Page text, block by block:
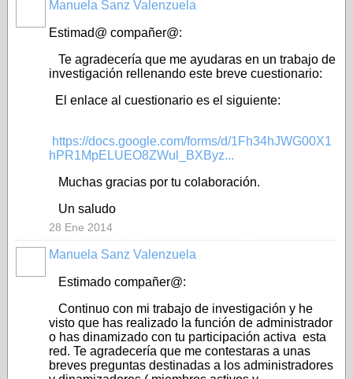
Manuela Sanz Valenzuela
Estimad@ compañer@:
Te agradecería que me ayudaras en un trabajo de
investigación rellenando este breve cuestionario:
El enlace al cuestionario es el siguiente:
https://docs.google.com/forms/d/1Fh34hJWG00X1
hPR1MpELUEO8ZWul_BXByz...
Muchas gracias por tu colaboración.
Un saludo
28 Ene 2014
Manuela Sanz Valenzuela
Estimado compañer@:
Continuo con mi trabajo de investigación y he
visto que has realizado la función de administrador
o has dinamizado con tu participación activa esta
red. Te agradecería que me contestaras a unas
breves preguntas destinadas a los administradores